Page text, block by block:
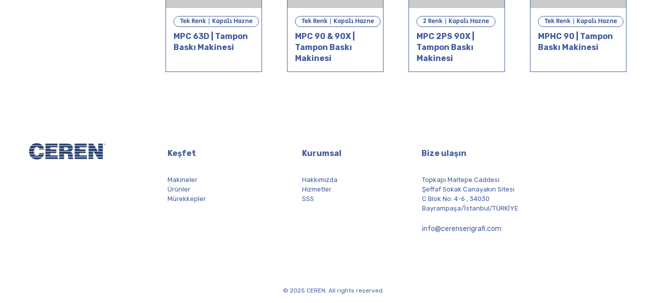
Tek Renk | Kapalı Hazne
MPC 63D | Tampon
Baskı Makinesi
Tek Renk | Kapalı Hazne
MPC 90 & 90X |
Tampon Baskı
Makinesi
2 Renk | Kapalı Hazne
MPC 2PS 90X |
Tampon Baskı
Makinesi
Tek Renk | Kapalı Hazne
MPHC 90 | Tampon
Baskı Makinesi
Keşfet
Makineler
Ürünler
Mürekkepler
Kurumsal
Hakkımızda
Hizmetler
SSS
Bize ulaşın
Topkapı Maltepe Caddesi
Şeffaf Sokak Canayakın Sitesi
C Blok No: 4-6 , 34030
Bayrampaşa/İstanbul/TÜRKİYE
info@cerenserigrafi.com
© 2025 CEREN. All rights reserved.